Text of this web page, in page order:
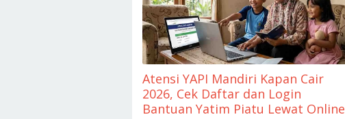
Atensi YAPI Mandiri Kapan Cair
2026, Cek Daftar dan Login
Bantuan Yatim Piatu Lewat Online